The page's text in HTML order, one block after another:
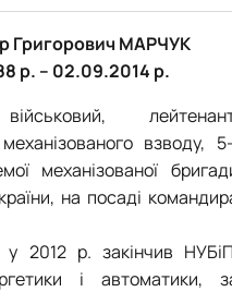
Григорович МАРЧУК
р. – 02.09.2014 р.
взводу,
механізованої
на посаді
у 2012 р. закінчив
і автоматики,